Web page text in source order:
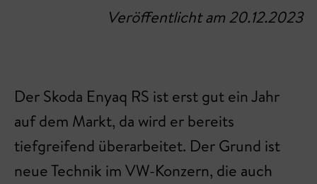
Veröffentlicht am 20.12.2023
Der Skoda Enyaq RS ist erst gut ein Jahr
auf dem Markt, da wird er bereits
tiefgreifend überarbeitet. Der Grund ist
neue Technik im VW-Konzern, die auch